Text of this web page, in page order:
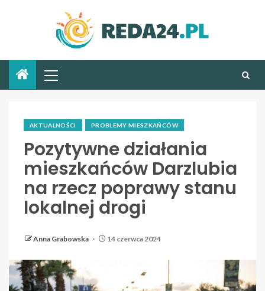
AKTUALNOŚCI PROBLEMY MIESZKAŃCÓW
Pozytywne działania
mieszkańców Darzlubia
na rzecz poprawy stanu
lokalnej drogi
Anna Grabowska 14 czerwca 2024